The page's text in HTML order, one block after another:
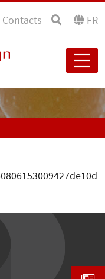
Contacts FR